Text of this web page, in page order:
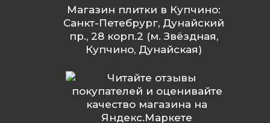
Магазин плитки в Купчино:
Санкт-Петебрург, Дунайский
пр., 28 корп.2 (м. Звёздная,
Купчино, Дунайская)